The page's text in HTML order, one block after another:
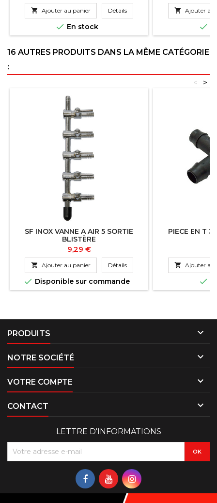
 Ajouter au panier Détails
 En stock
 Ajouter au

16 AUTRES PRODUITS DANS LA MÊME CATÉGORIE
:
>
<
SF INOX VANNE A AIR 5 SORTIE
BLISTÈRE
Prix
9,29 €
 Ajouter au panier Détails
 Disponible sur commande
PIECE EN T
 Ajouter au

PRODUITS 
NOTRE SOCIÉTÉ 
VOTRE COMPTE 
CONTACT 
LETTRE D'INFORMATIONS